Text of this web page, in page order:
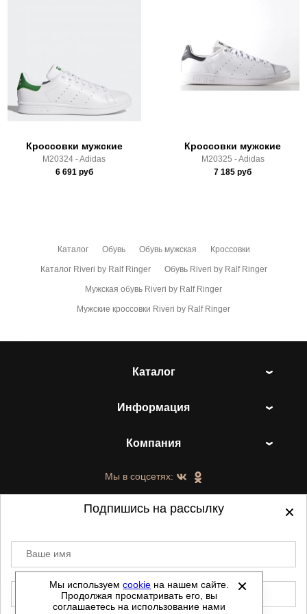
Здесь вы можете более детально ознакомиться с
условиями оплаты доставки
Кроссовки мужские
M20324 - Adidas
6 691руб
Кроссовки мужские
M20325 - Adidas
7 185 руб
Каталог Обувь Обувь мужская Кроссовки
Каталог Riveri by Ralf Ringer Обувь Riveri by Ralf Ringer
Мужская обувь Riveri by Ralf Ringer
Мужские кроссовки Riveri by Ralf Ringer
Каталог
Информация
Компания
Мы в соцсетях:
©2021-2026 - ShoesTown.ru - все права
защищены.
Данный сайт не является интернет магазином и
Мы используемcookie на нашем сайте.
Продолжая просматривать его, вы
соглашаетесь на использование нами
Подпишись на рассылку
Ваше имя